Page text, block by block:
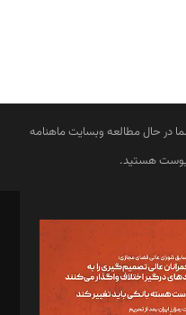
در حال مطالعه وبسایت ماهنامه
هستید.